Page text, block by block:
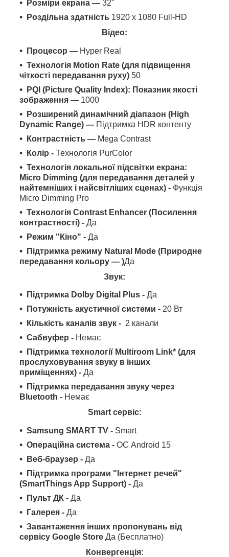
Розміри екрана — 32"
Роздільна здатність 1920 x 1080 Full-HD
Відео:
Процесор — Hyper Real
Технологія Motion Rate (для підвищення
чіткості передавання руху) 50
PQI (Picture Quality Index): Показник якості
зображення — 1000
Розширений динамічний діапазон (High
Dynamic Range) — Підтримка HDR контенту
Контрастність — Mega Contrast
Колір - Технологія PurColor
Технологія локальної підсвітки екрана:
Micro Dimming (для передавання деталей у
найтемніших і найсвітліших сценах) - Функція
Micro Dimming Pro
Технологія Contrast Enhancer (Посилення
контрастності) - Да
Режим "Кіно" - Да
Підтримка режиму Natural Mode (Природне
передавання кольору — )Да
Звук:
Підтримка Dolby Digital Plus - Да
Потужність акустичної системи - 20 Вт
Кількість каналів звук - 2 канали
Сабвуфер - Немає
Підтримка технології Multiroom Link* (для
прослуховування звуку в інших
приміщеннях) - Да
Підтримка передавання звуку через
Bluetooth - Немає
Smart сервіс:
Samsung SMART TV - Smart
Операційна система - ОС Android 15
Веб-браузер - Да
Підтримка програми "Інтернет речей"
(SmartThings App Support) - Да
Пульт ДК - Да
Галерея - Да
Завантаження інших пропонувань від
сервісу Google Store Да (Бесплатно)
Конвергенція: